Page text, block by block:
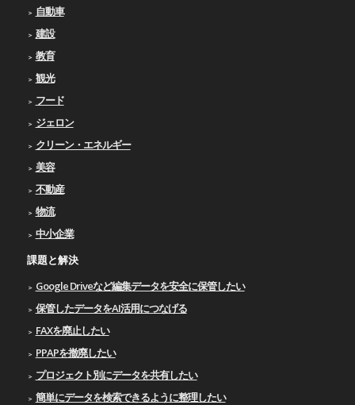
自動車
建設
教育
観光
フード
ジェロン
クリーン・エネルギー
美容
不動産
物流
中小企業
課題と解決
Google Driveなど編集データを安全に保管したい
保管したデータをAI活用につなげる
FAXを廃止したい
PPAPを撤廃したい
プロジェクト別にデータを共有したい
簡単にデータを検索できるように整理したい